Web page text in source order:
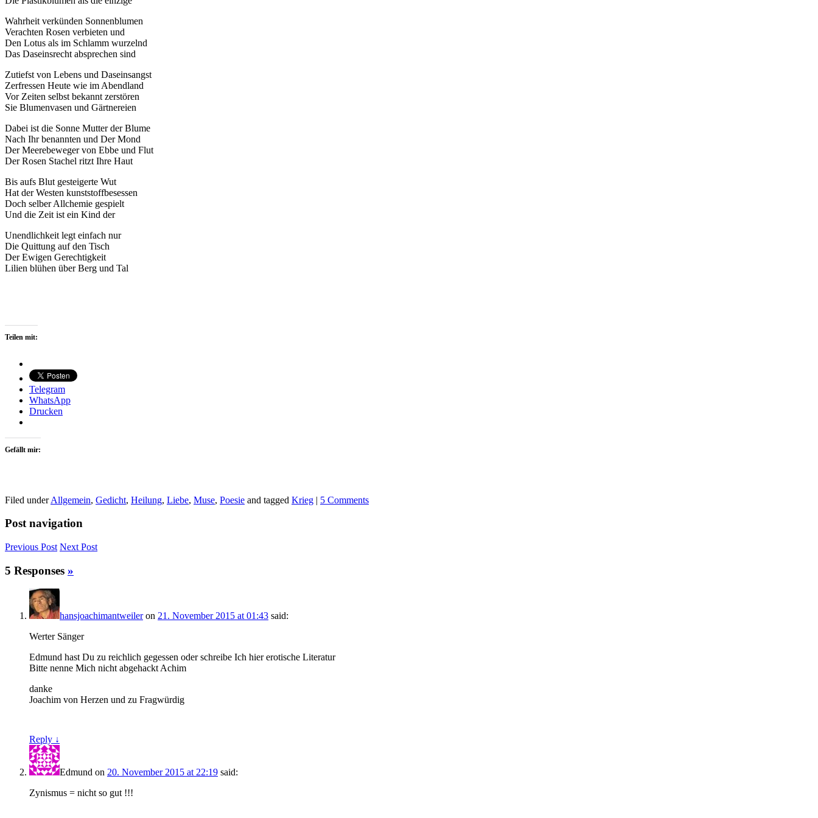
Wahrheit verkünden Sonnenblumen
Verachten Rosen verbieten und
Den Lotus als im Schlamm wurzelnd
Das Daseinsrecht absprechen sind
Zutiefst von Lebens und Daseinsangst
Zerfressen Heute wie im Abendland
Vor Zeiten selbst bekannt zerstören
Sie Blumenvasen und Gärtnereien
Dabei ist die Sonne Mutter der Blume
Nach Ihr benannten und Der Mond
Der Meerebeweger von Ebbe und Flut
Der Rosen Stachel ritzt Ihre Haut
Bis aufs Blut gesteigerte Wut
Hat der Westen kunststoffbesessen
Doch selber Allchemie gespielt
Und die Zeit ist ein Kind der
Unendlichkeit legt einfach nur
Die Quittung auf den Tisch
Der Ewigen Gerechtigkeit
Lilien blühen über Berg und Tal
Teilen mit:
Telegram
WhatsApp
Drucken
Gefällt mir:
Filed underAllgemein, Gedicht, Heilung, Liebe, Muse, Poesie and tagged Krieg | 5 Comments
Post navigation
Previous Post Next Post
5 Responses »
hansjoachimantweileron 21. November 2015 at 01:43 said:
Werter Sänger
Edmund hast Du zu reichlich gegessen oder schreibe Ich hier erotische Literatur
Bitte nenne Mich nicht abgehackt Achim
danke
Joachim von Herzen und zu Fragwürdig
Reply ↓
Edmund on 20. November 2015 at 22:19 said:
Zynismus = nicht so gut !!!